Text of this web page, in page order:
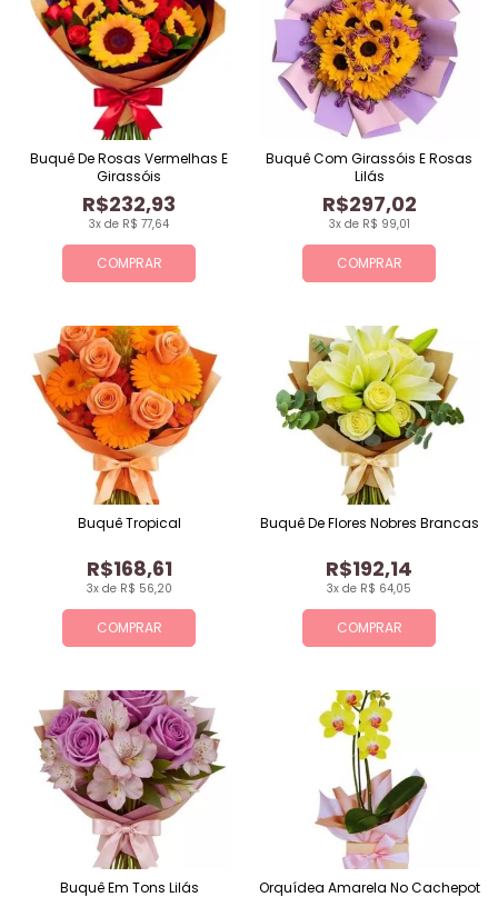
COMPRAR
3x de R$ 77,64
R$232,93
Buquê De Rosas Vermelhas E
Girassóis
COMPRAR
3x de R$ 99,01
R$297,02
Buquê Com Girassóis E Rosas
Lilás
COMPRAR
3x de R$ 56,20
R$168,61
Buquê Tropical
COMPRAR
3x de R$ 64,05
R$192,14
Buquê De Flores Nobres Brancas
Buquê Em Tons Lilás Orquídea Amarela No Cachepot